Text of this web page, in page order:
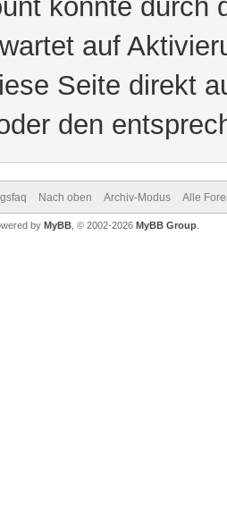
könnte durch
auf
Seite direkt
den
Nach oben Archiv-Modus Alle
by MyBB , © 2002-2026 MyBB Group